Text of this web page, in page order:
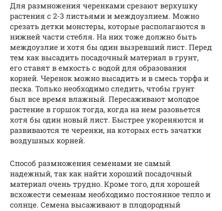
Для размножения черенками срезают верхушку
растения с 2-3 листьями и междоузлием. Можно
срезать детки монстеры, которые располагаются в
нижней части стебля. На них тоже должно быть
междоузлие и хотя бы один вызревший лист. Перед
тем как высадить посадочный материал в грунт,
его ставят в емкость с водой для образования
корней. Черенок можно высадить и в смесь торфа и
песка. Только необходимо следить, чтобы грунт
был все время влажный. Пересаживают молодое
растение в горшок тогда, когда на нем разовьется
хотя бы один новый лист. Быстрее укореняются и
развиваются те черенки, на которых есть зачатки
воздушных корней.
Способ размножения семенами не самый
надежный, так как найти хороший посадочный
материал очень трудно. Кроме того, для хорошей
всхожести семенам необходимо постоянное тепло и
солнце. Семена высаживают в плодородный